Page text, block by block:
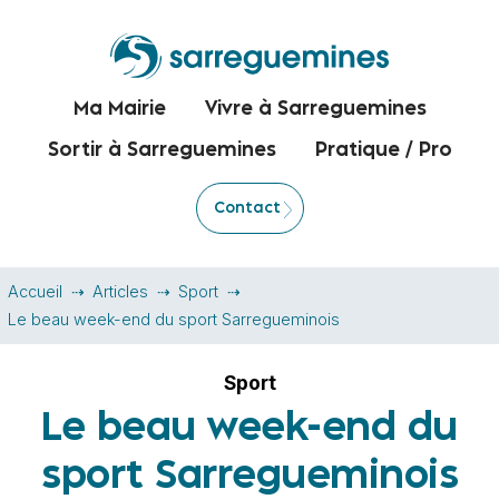
Ma Mairie Vivre à Sarreguemines
Sortir à Sarreguemines Pratique / Pro
Contact
Accueil Articles
Sport
Le beau week-end du sport Sarregueminois
Sport
Le beau week-end du
sport Sarregueminois